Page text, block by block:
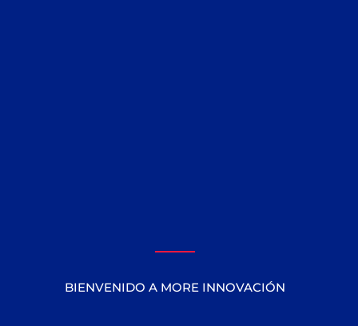
BIENVENIDO A MORE INNOVACIÓN